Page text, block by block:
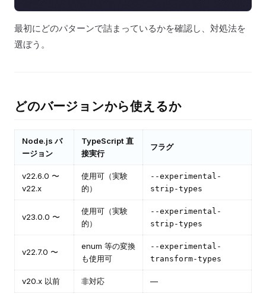
最初にどのパターンで詰まっているかを確認し、対処法を
選ぼう。
どのバージョンから使えるか
Node.js バ
ージョン
TypeScript 直
接実行
フラグ
v22.6.0 〜
v22.x
使用可（実験
的）
--experimental-
strip-types
v23.0.0 〜
使用可（実験
的）
--experimental-
strip-types
v22.7.0 〜
enum 等の変換
も使用可
--experimental-
transform-types
v20.x 以前 非対応 —